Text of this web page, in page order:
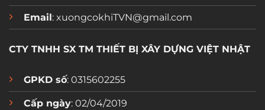
Email: xuongcokhiTVN@gmail.com
CTY TNHH SX TM THIẾT BỊ XÂY DỰNG VIỆT NHẬT
GPKD số: 0315602255
Cấp ngày: 02/04/2019